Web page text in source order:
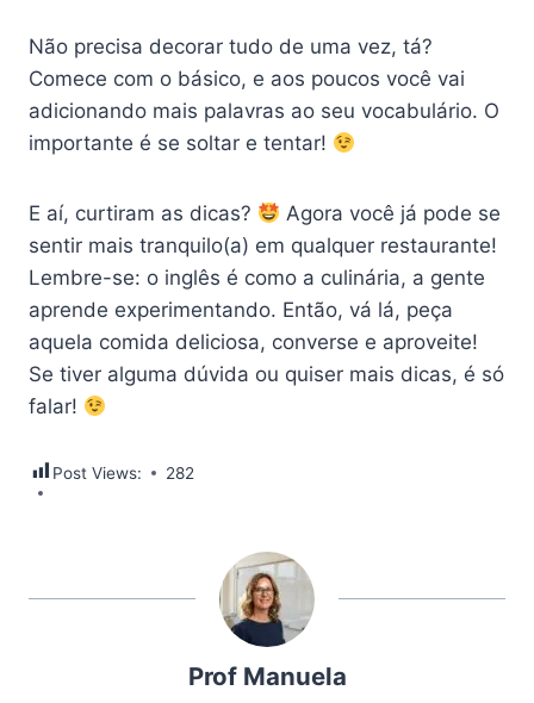
Não precisa decorar tudo de uma vez, tá?
Comece com o básico, e aos poucos você vai
adicionando mais palavras ao seu vocabulário. O
importante é se soltar e tentar!
E aí, curtiram as dicas?
Agora você já pode se
sentir mais tranquilo(a) em qualquer restaurante!
Lembre-se: o inglês é como a culinária, a gente
aprende experimentando. Então, vá lá, peça
aquela comida deliciosa, converse e aproveite!
Se tiver alguma dúvida ou quiser mais dicas, é só
falar!
Post Views: 282
Prof Manuela